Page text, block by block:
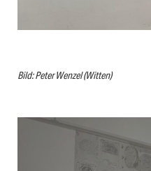
Bild: Peter Wenzel (Witten)